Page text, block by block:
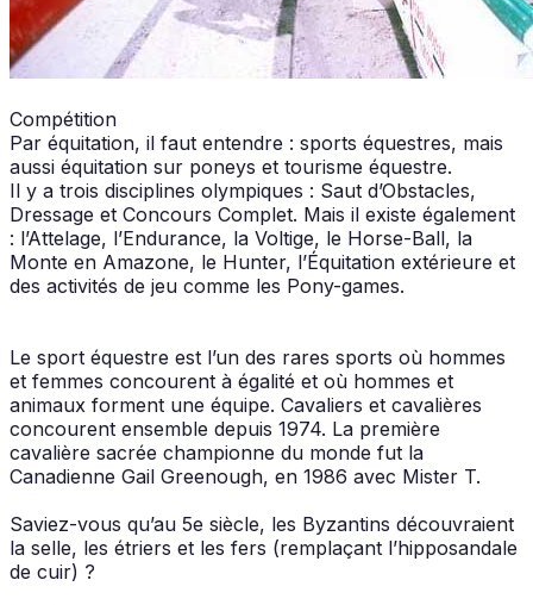
Compétition
Par équitation, il faut entendre : sports équestres, mais
aussi équitation sur poneys et tourisme équestre.
Il y a trois disciplines olympiques : Saut d’Obstacles,
Dressage et Concours Complet. Mais il existe également
: l’Attelage, l’Endurance, la Voltige, le Horse-Ball, la
Monte en Amazone, le Hunter, l’Équitation extérieure et
des activités de jeu comme les Pony-games.
Le sport équestre est l’un des rares sports où hommes
et femmes concourent à égalité et où hommes et
animaux forment une équipe. Cavaliers et cavalières
concourent ensemble depuis 1974. La première
cavalière sacrée championne du monde fut la
Canadienne Gail Greenough, en 1986 avec Mister T.
Saviez-vous qu’au 5e siècle, les Byzantins découvraient
la selle, les étriers et les fers (remplaçant l’hipposandale
de cuir) ?